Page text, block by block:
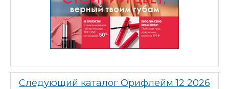
Следующий каталог Орифлейм 12 2026